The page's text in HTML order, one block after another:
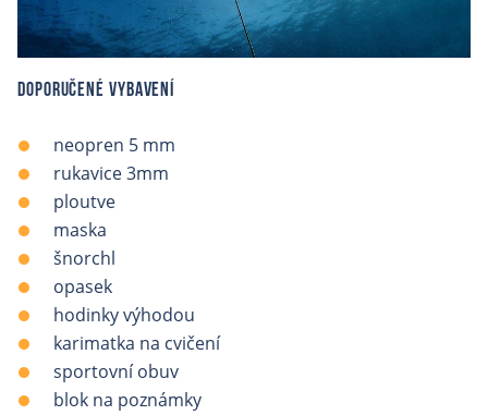
Doporučené vybavení
neopren 5 mm
rukavice 3mm
ploutve
maska
šnorchl
opasek
hodinky výhodou
karimatka na cvičení
sportovní obuv
blok na poznámky